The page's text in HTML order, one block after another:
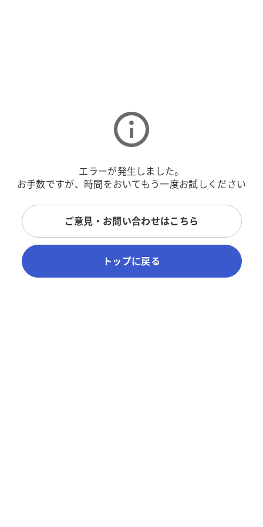
エラーが発生しました。
お手数ですが、時間をおいてもう一度お試しください
ご意見・お問い合わせはこちら
トップに戻る